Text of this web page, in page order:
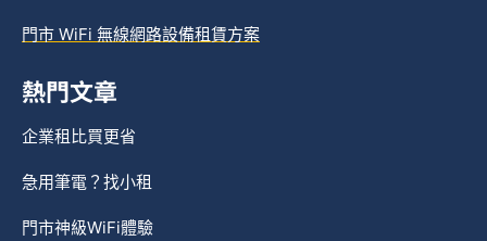
門市 WiFi 無線網路設備租賃方案
熱門文章
企業租比買更省
急用筆電？找小租
門市神級WiFi體驗